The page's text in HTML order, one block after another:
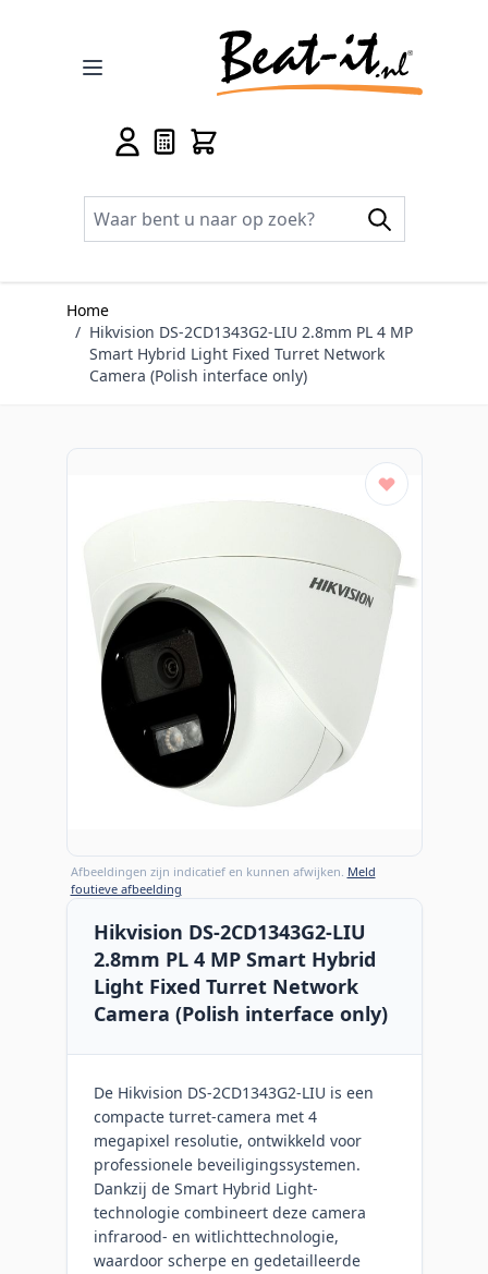
Home
/ Hikvision DS-2CD1343G2-LIU 2.8mm PL 4 MP
Smart Hybrid Light Fixed Turret Network
Camera (Polish interface only)
Afbeeldingen zijn indicatief en kunnen afwijken. Meld
foutieve afbeelding
Hikvision DS-2CD1343G2-LIU
2.8mm PL 4 MP Smart Hybrid
Light Fixed Turret Network
Camera (Polish interface only)
De Hikvision DS-2CD1343G2-LIU is een
compacte turret-camera met 4
megapixel resolutie, ontwikkeld voor
professionele beveiligingssystemen.
Dankzij de Smart Hybrid Light-
technologie combineert deze camera
infrarood- en witlichttechnologie,
waardoor scherpe en gedetailleerde